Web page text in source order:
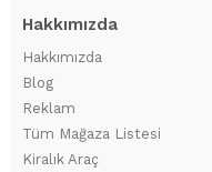
Hakkımızda
Hakkımızda
Blog
Reklam
Tüm Mağaza Listesi
Kiralık Araç